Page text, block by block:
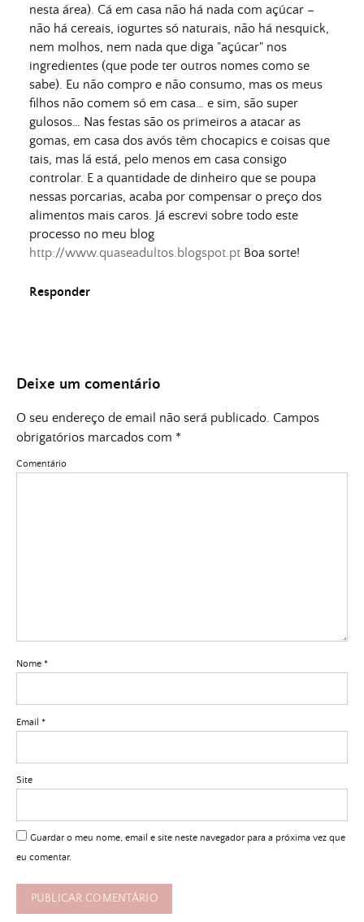
nesta área). Cá em casa não há nada com açúcar –
não há cereais, iogurtes só naturais, não há nesquick,
nem molhos, nem nada que diga "açúcar" nos
ingredientes (que pode ter outros nomes como se
sabe). Eu não compro e não consumo, mas os meus
filhos não comem só em casa… e sim, são super
gulosos… Nas festas são os primeiros a atacar as
gomas, em casa dos avós têm chocapics e coisas que
tais, mas lá está, pelo menos em casa consigo
controlar. E a quantidade de dinheiro que se poupa
nessas porcarias, acaba por compensar o preço dos
alimentos mais caros. Já escrevi sobre todo este
processo no meu blog
http://www.quaseadultos.blogspot.pt Boa sorte!
Responder
Deixe um comentário
O seu endereço de email não será publicado. Campos
obrigatórios marcados com *
Comentário
Nome *
Email *
Site
Guardar o meu nome, email e site neste navegador para a próxima vez que
eu comentar.